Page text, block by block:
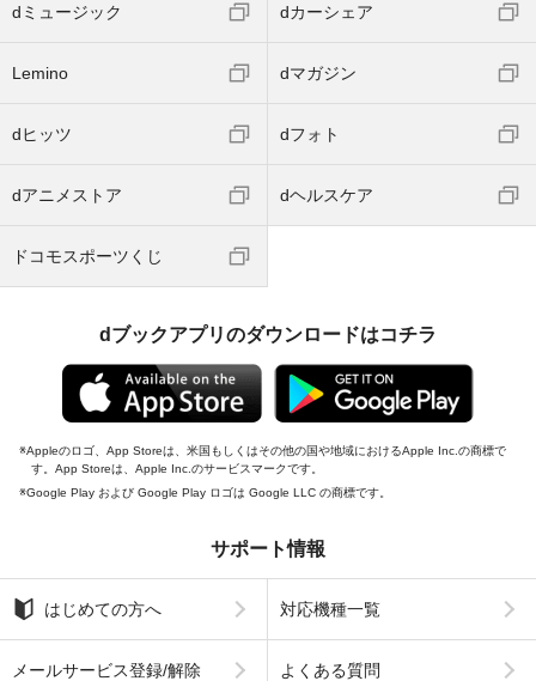
dミュージック dカーシェア
Lemino dマガジン
dヒッツ dフォト
dアニメストア dヘルスケア
ドコモスポーツくじ
dブックアプリのダウンロードはコチラ
Appleのロゴ、App Storeは、米国もしくはその他の国や地域におけるApple Inc.の商標で
す。App Storeは、Apple Inc.のサービスマークです。
Google Play および Google Play ロゴは Google LLC の商標です。
サポート情報
はじめての方へ 対応機種一覧
メールサービス登録/解除 よくある質問